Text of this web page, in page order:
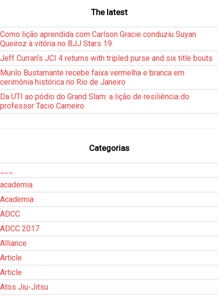
The latest
Como lição aprendida com Carlson Gracie conduziu Suyan
Queiroz à vitória no BJJ Stars 19
Jeff Curran’s JCI 4 returns with tripled purse and six title bouts
Murilo Bustamante recebe faixa vermelha e branca em
cerimônia histórica no Rio de Janeiro
Da UTI ao pódio do Grand Slam: a lição de resiliência do
professor Tacio Carneiro
Categorias
academia
Academia
ADCC
ADCC 2017
Alliance
Article
Article
Atos Jiu-Jitsu